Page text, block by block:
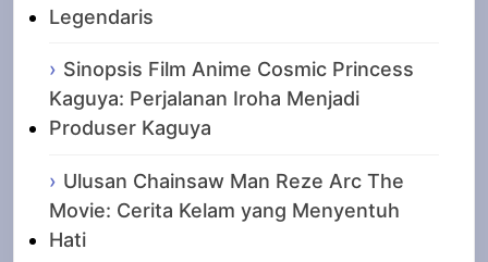
Legendaris
Sinopsis Film Anime Cosmic Princess
Kaguya: Perjalanan Iroha Menjadi
Produser Kaguya
Ulusan Chainsaw Man Reze Arc The
Movie: Cerita Kelam yang Menyentuh
Hati